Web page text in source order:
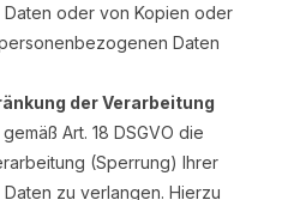
oder von Kopien oder
Daten
der Verarbeitung
Art. 18 DSGVO die
(Sperrung) Ihrer
zu verlangen. Hierzu